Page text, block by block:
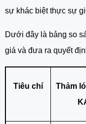
sự khác biệt thực sự
Dưới đây là bảng so
giá và đưa ra quyết
Tiêu chí
Thảm